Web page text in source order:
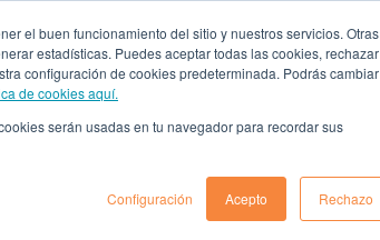
el buen funcionamiento del sitio y nuestros servicios. Otras
estadísticas. Puedes aceptar todas las cookies, rechazar
configuración de cookies predeterminada. Podrás cambiar
de cookies aquí.
serán usadas en tu navegador para recordar sus
Configuración Acepto Rechazo
Sedes